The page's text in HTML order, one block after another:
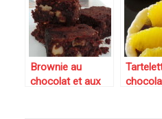
Brownie au
chocolat et aux